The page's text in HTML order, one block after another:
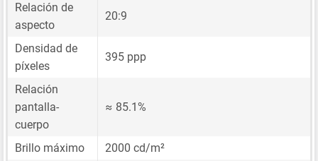
Relación de
aspecto
20:9
Densidad de
píxeles
395 ppp
Relación
pantalla-
cuerpo
≈ 85.1%
Brillo máximo
2000 cd/m²